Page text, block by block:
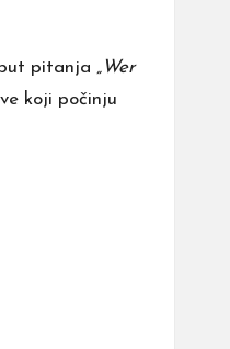
pitanja „Wer
koji počinju